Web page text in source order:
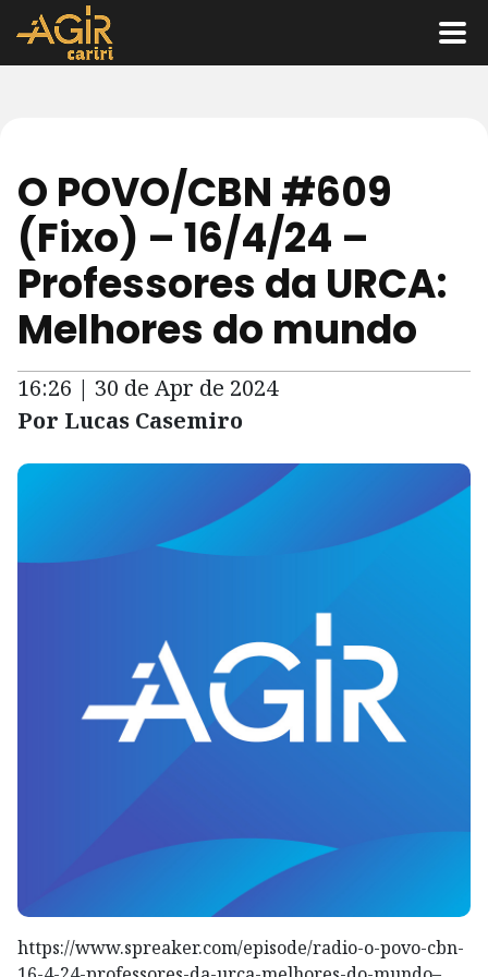
O POVO/CBN #609
(Fixo) – 16/4/24 –
Professores da URCA:
Melhores do mundo
16:26 | 30 de Apr de 2024
Por Lucas Casemiro
https://www.spreaker.com/episode/radio-o-povo-cbn-